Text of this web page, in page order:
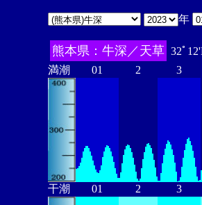
年
熊本県：牛深／天草 32ﾟ
満潮
01 2 3
干潮 01 2 3